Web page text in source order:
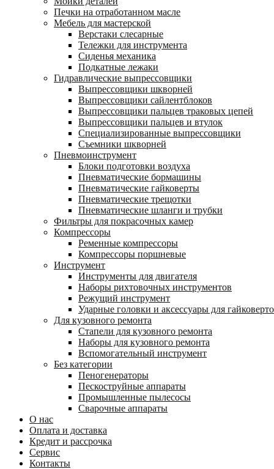
Печки на отработанном масле
Мебель для мастерской
Верстаки слесарные
Тележки для инструмента
Сиденья механика
Подкатные лежаки
Гидравлические выпрессовщики
Выпрессовщики шкворней
Выпрессовщики сайлентблоков
Выпрессовщики пальцев траковых цепей
Выпрессовщики пальцев и втулок
Специализированные выпрессовщики
Cъемники шкворней
Пневмоинструмент
Блоки подготовки воздуха
Пневматические бормашины
Пневматические гайковерты
Пневматические трещотки
Пневматические шланги и трубки
Фильтры для покрасочных камер
Компрессоры
Ременные компрессоры
Компрессоры поршневые
Инструмент
Инструменты для двигателя
Наборы рихтовочных инструментов
Режущий инструмент
Ударные головки и аксессуары для
Для кузовного ремонта
Стапели для кузовного ремонта
Наборы для кузовного ремонта
Вспомогательный инструмент
Без категории
Пеногенераторы
Пескоструйные аппараты
Промышленные пылесосы
Сварочные аппараты
О нас
Оплата и доставка
Кредит и рассрочка
Сервис
Контакты